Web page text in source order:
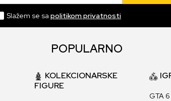
Slažem se sa politikom privatnosti
POPULARNO
KOLEKCIONARSKE
FIGURE
GTA